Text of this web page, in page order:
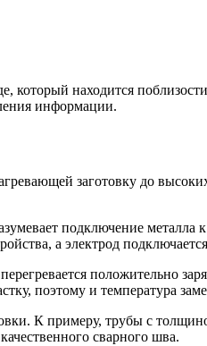
который находится
информации.
заготовку до
подключение металла
а электрод
положительно
поэтому и температура
К примеру, трубы с
сварного шва.